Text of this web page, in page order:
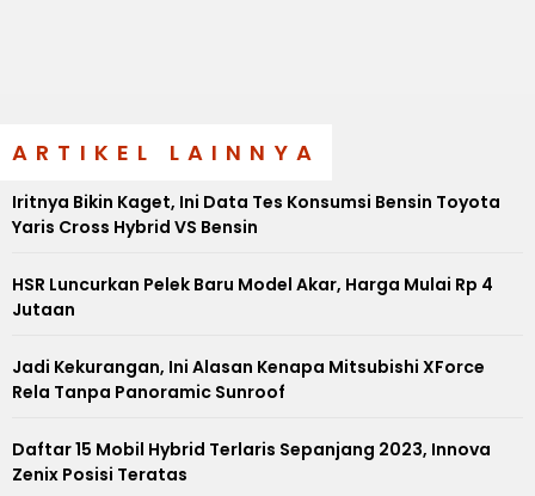
ARTIKEL LAINNYA
Iritnya Bikin Kaget, Ini Data Tes Konsumsi Bensin Toyota
Yaris Cross Hybrid VS Bensin
HSR Luncurkan Pelek Baru Model Akar, Harga Mulai Rp 4
Jutaan
Jadi Kekurangan, Ini Alasan Kenapa Mitsubishi XForce
Rela Tanpa Panoramic Sunroof
Daftar 15 Mobil Hybrid Terlaris Sepanjang 2023, Innova
Zenix Posisi Teratas